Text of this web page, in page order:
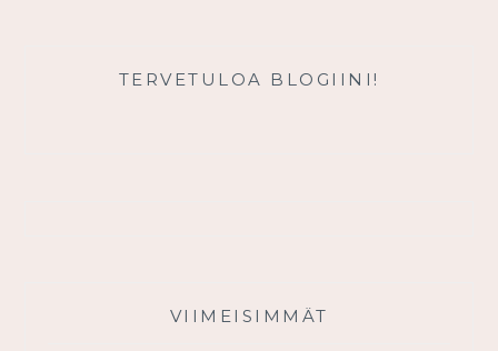
MUTTA
TERVETULOA BLOGIINI!
VIIMEISIMMÄT